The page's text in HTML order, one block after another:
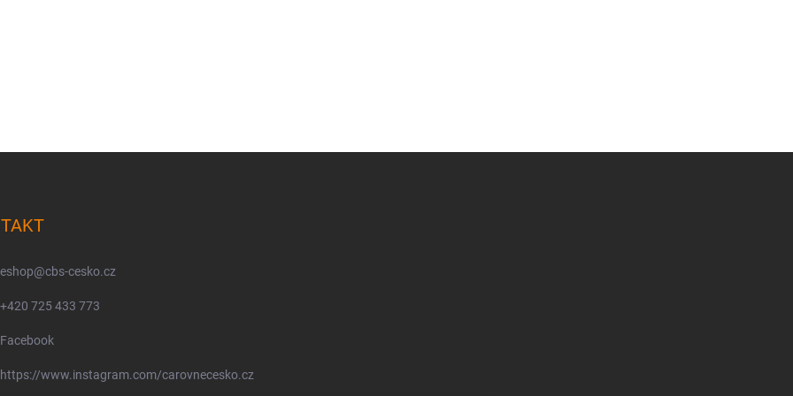
eshop@cbs-cesko.cz
+420 725 433 773
Facebook
https://www.instagram.com/carovnecesko.cz